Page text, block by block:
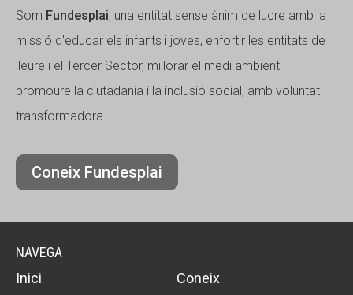
Som Fundesplai, una entitat sense ànim de lucre amb la
missió d'educar els infants i joves, enfortir les entitats de
lleure i el Tercer Sector, millorar el medi ambient i
promoure la ciutadania i la inclusió social, amb voluntat
transformadora.
Coneix Fundesplai
NAVEGA
Inici
Coneix